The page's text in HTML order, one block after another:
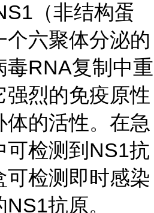
（非结构蛋
个六聚体分泌的
毒RNA复制中重
强烈的免疫原性
体的活性。在急
可检测到NS1抗
可检测即时感染
抗原。